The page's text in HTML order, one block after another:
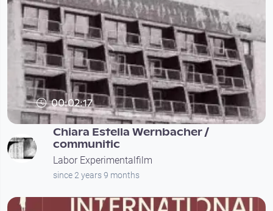
00:02:17
Chiara Estella Wernbacher /
communitic
Labor Experimentalfilm
since 2 years 9 months